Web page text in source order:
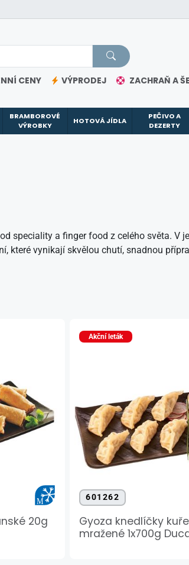
CENY VÝPRODEJ ZACHRAŇ A
BRAMBOROVÉ
VÝROBKY
HOTOVÁ JÍDLA
PEČIVO A
DEZERTY
speciality a finger food z celého světa. V
které vynikají skvělou chutí, snadnou
20g
Akční leták
601262
Gyoza knedlíčky
mražené 1x700g